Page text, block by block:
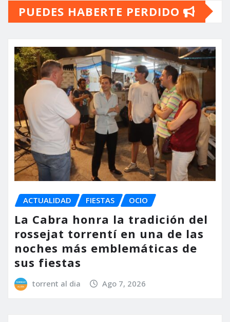
PUEDES HABERTE PERDIDO
ACTUALIDAD FIESTAS OCIO
La Cabra honra la tradición del
rossejat torrentí en una de las
noches más emblemáticas de
sus fiestas
torrent al dia Ago 7, 2026